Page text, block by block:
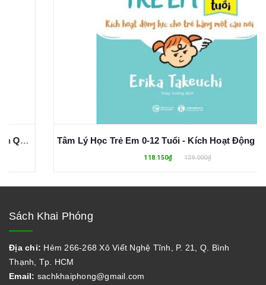
Tâm Lý Học Trẻ Em 0-12 Tuổi - Kích Hoạt Động Lực Cho Trẻ Bằng Một Câu Nói - Erika Takeuchi
139.000₫
Sách Khai Phóng
Địa chỉ: Hẻm 266-268 Xô Viết Nghệ Tĩnh, P. 21, Q. Bình
Thạnh, Tp. HCM
Email: sachkhaiphong@gmail.com